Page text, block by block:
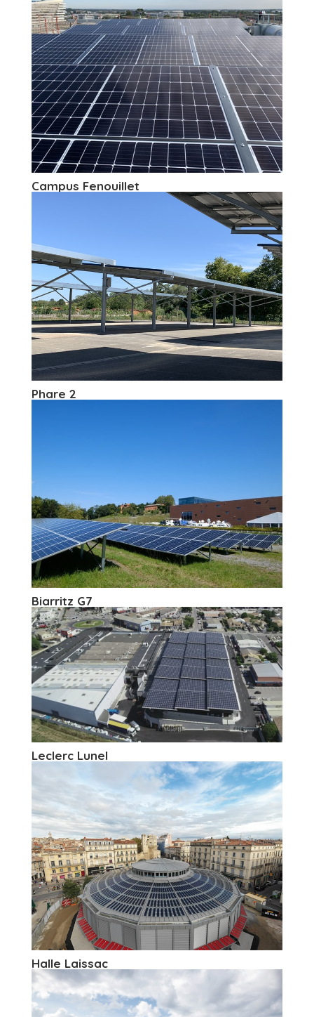
Campus Fenouillet
Phare 2
Biarritz G7
Leclerc Lunel
Halle Laissac